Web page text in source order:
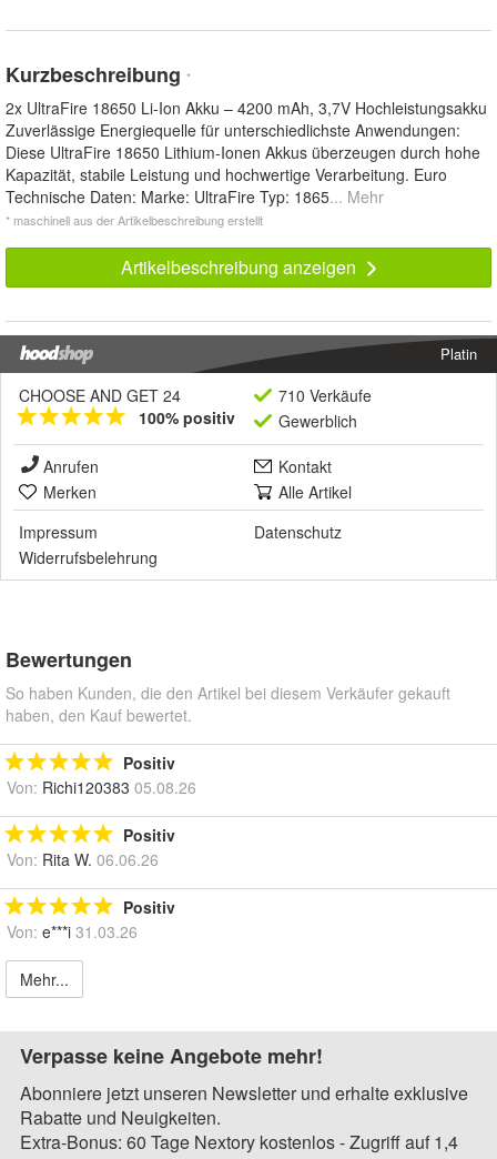
Kurzbeschreibung *
2x UltraFire 18650 Li-Ion Akku – 4200 mAh, 3,7V Hochleistungsakku
Zuverlässige Energiequelle für unterschiedlichste Anwendungen:
Diese UltraFire 18650 Lithium-Ionen Akkus überzeugen durch hohe
Kapazität, stabile Leistung und hochwertige Verarbeitung. Euro
Technische Daten: Marke: UltraFire Typ: 1865... Mehr
* maschinell aus der Artikelbeschreibung erstellt
Artikelbeschreibung anzeigen
Platin
CHOOSE AND GET 24
100% positiv
710 Verkäufe
Gewerblich
Anrufen
Kontakt
Merken
Alle Artikel
Impressum
Datenschutz
Widerrufsbelehrung
Bewertungen
So haben Kunden, die den Artikel bei diesem Verkäufer gekauft
haben, den Kauf bewertet.
Positiv
Von: Richi120383 05.08.26
Positiv
Von: Rita W. 06.06.26
Positiv
Von: e***i 31.03.26
Mehr...
Verpasse keine Angebote mehr!
Abonniere jetzt unseren Newsletter und erhalte exklusive
Rabatte und Neuigkeiten.
Extra-Bonus: 60 Tage Nextory kostenlos - Zugriff auf 1,4